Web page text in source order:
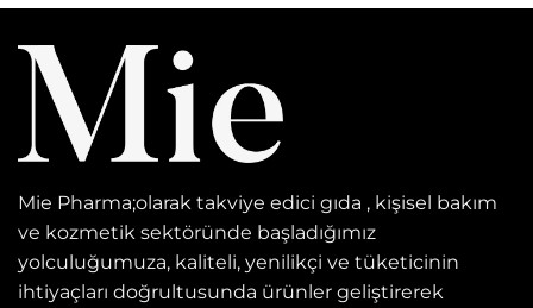
Mie Pharma;olarak takviye edici gıda , kişisel bakım
ve kozmetik sektöründe başladığımız
yolculuğumuza, kaliteli, yenilikçi ve tüketicinin
ihtiyaçları doğrultusunda ürünler geliştirerek